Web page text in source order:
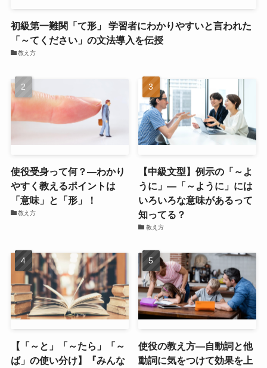
初級第一難関「て形」 学習者にわかりやすいと言われた
「～てください」の文法導入を伝授
教え方
使役受身って何？―わかり
やすく教えるポイントは
「意味」と「形」！
教え方
【中級文型】例示の「～よ
うに」―「～ように」には
いろいろな意味があるって
知ってる？
教え方
【「～と」「～たら」「～
ば」の使い分け】『みんな
使役の教え方―自動詞と他
動詞に気をつけて効果を上